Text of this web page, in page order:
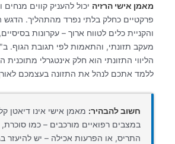
מאמן אישי הרזיה יכול להעניק קווים מנחים
פרקטיים כחלק בלתי נפרד מהתהליך. הדגש
והקניית כלים לטווח ארוך – עקרונות
מעקב תזונתי, והתאמות לפי תגובת הגוף.
הליווי התזונתי הוא חלק אינטגרלי מתוכנית
ללמד אתכם לנהל את התזונה בעצמכם
חשוב להבהיר: מאמן אישי אינו דיאטן
במצבים רפואיים מורכבים – כמו
התריס, או הפרעות אכילה – יש להיעזר